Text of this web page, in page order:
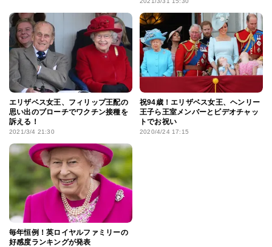
エリザベス女王、フィリップ王配の
思い出のブローチでワクチン接種を
訴える！
2021/3/4 21:30
祝94歳！エリザベス女王、ヘンリー
王子ら王室メンバーとビデオチャッ
トでお祝い
2020/4/24 17:15
毎年恒例！英ロイヤルファミリーの
好感度ランキングが発表